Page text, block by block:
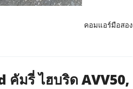
คอมแอร์มือสอง
มรี่ ไฮบริด AVV50,